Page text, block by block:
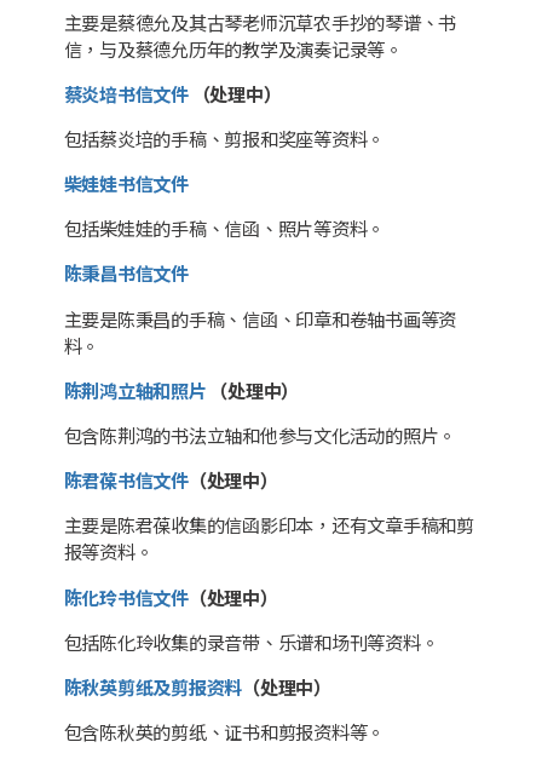
主要是蔡德允及其古琴老师沉草农手抄的琴谱、书
信，与及蔡德允历年的教学及演奏记录等。
蔡炎培书信文件（处理中）
包括蔡炎培的手稿、剪报和奖座等资料。
柴娃娃书信文件
包括柴娃娃的手稿、信函、照片等资料。
陈秉昌书信文件
主要是陈秉昌的手稿、信函、印章和卷轴书画等资
料。
陈荆鸿立轴和照片 （处理中）
包含陈荆鸿的书法立轴和他参与文化活动的照片。
陈君葆书信文件（处理中）
主要是陈君葆收集的信函影印本，还有文章手稿和剪
报等资料。
陈化玲书信文件（处理中）
包括陈化玲收集的录音带、乐谱和场刊等资料。
陈秋英剪纸及剪报资料 （处理中）
包含陈秋英的剪纸、证书和剪报资料等。